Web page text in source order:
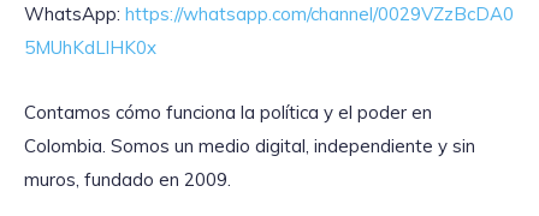
WhatsApp: https://whatsapp.com/channel/0029VZzBcDA0
5MUhKdLlHK0x
Contamos cómo funciona la política y el poder en
Colombia. Somos un medio digital, independiente y sin
muros, fundado en 2009.